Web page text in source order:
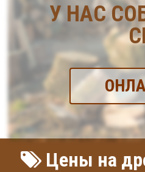
У НАС
Цены на